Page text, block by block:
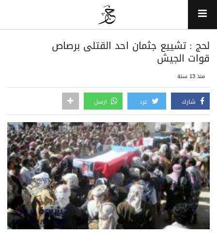
لحج : تشييع جثمان احد القتلى برصاص
قوات الجيش
منذ 13 سنة
شارك غرد ارسل